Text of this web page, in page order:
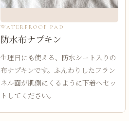
WATERPROOF PAD
防水布ナプキン
生理日にも使える、防水シート入りの
布ナプキンです。ふんわりしたフラン
ネル面が肌側にくるように下着へセッ
トしてください。